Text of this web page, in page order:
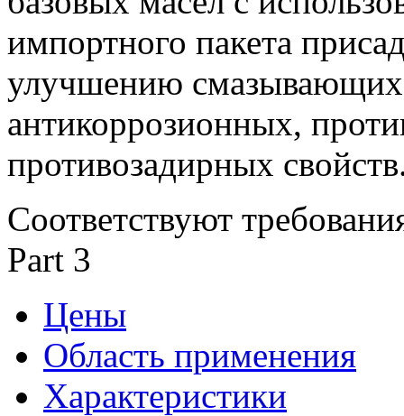
импортного пакета
улучшению
антикоррозионных,
противозадирных
Соответствуют
Part 3
Цены
Область применения
Характеристики